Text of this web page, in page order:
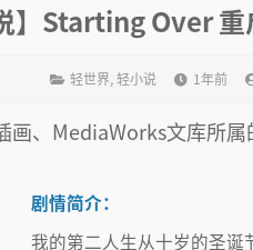
】Starting Over
轻世界,轻小说 1年前
画、MediaWorks文库所
剧情简介：
我的第二人生从十岁的圣诞